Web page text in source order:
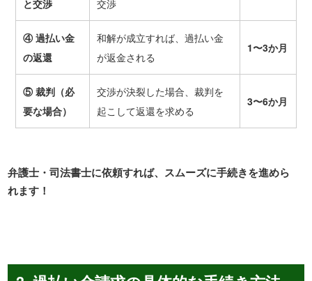
と交渉 交渉
④過払い金
の返還
和解が成立すれば、過払い金
が返金される
1〜3か月
⑤裁判（必
要な場合）
交渉が決裂した場合、裁判を
起こして返還を求める
3〜6か月
弁護士・司法書士に依頼すれば、スムーズに手続きを進めら
れます！